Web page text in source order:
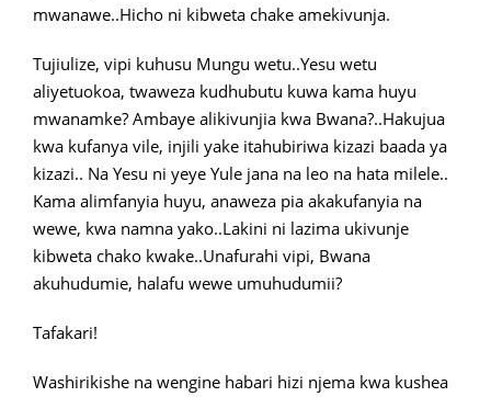
mwanawe..Hicho ni kibweta chake amekivunja.
Tujiulize, vipi kuhusu Mungu wetu..Yesu wetu
aliyetuokoa, twaweza kudhubutu kuwa kama huyu
mwanamke? Ambaye alikivunjia kwa Bwana?..Hakujua
kwa kufanya vile, injili yake itahubiriwa kizazi baada ya
kizazi.. Na Yesu ni yeye Yule jana na leo na hata milele..
Kama alimfanyia huyu, anaweza pia akakufanyia na
wewe, kwa namna yako..Lakini ni lazima ukivunje
kibweta chako kwake..Unafurahi vipi, Bwana
akuhudumie, halafu wewe umuhudumii?
Tafakari!
Washirikishe na wengine habari hizi njema kwa kushea